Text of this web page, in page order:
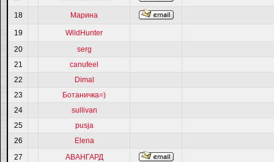
18 Марина
19
WildHunter
20
serg
21
canufeel
22
Dimal
23
Ботаничка=)
24
sullivan
25
pusja
26
Elena
27
АВАНГАРД